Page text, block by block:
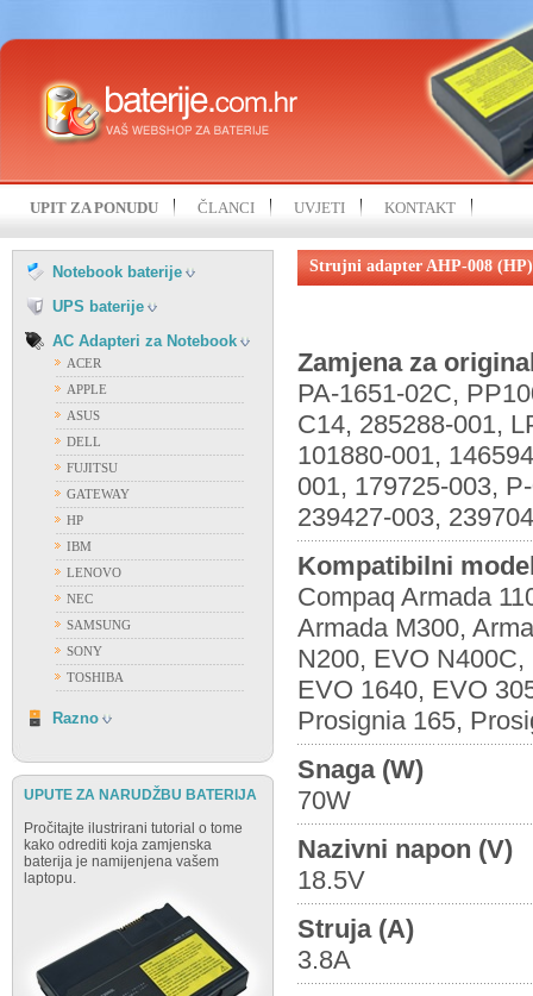
UPIT ZA PONUDU ČLANCI UVJETI KONTAKT
Notebook baterije
LENOVO
MITAC
MSI
SAMSUNG
SONY
TOSHIBA
UNIWILL
UPS baterije
FIRST POWER
OSTALI PROIZVOĐAČI
VISION
AC Adapteri za Notebook
ACER
APPLE
ASUS
DELL
FUJITSU
GATEWAY
HP
IBM
LENOVO
NEC
SAMSUNG
SONY
TOSHIBA
Razno
UPUTE ZA NARUDŽBU BATERIJA
Pročitajte ilustrirani tutorial o tome
kako odrediti koja zamjenska
baterija je namijenjena vašem
laptopu.
Strujni adapter AHP-008 (HP)
Zamjena za
PA-1651-02C,
C14, 285288-001,
101880-001,
001, 179725-003,
239427-003,
Kompatibilni
Compaq Armada
Armada M300,
N200, EVO
EVO 1640, EVO
Prosignia 165,
Snaga (W)
70W
Nazivni napon (V)
18.5V
Struja (A)
3.8A